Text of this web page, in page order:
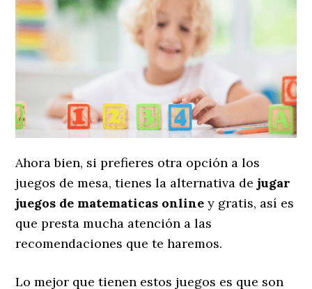
Ahora bien, si prefieres otra opción a los
juegos de mesa, tienes la alternativa dejugar
juegos de matematicas online y gratis, así es
que presta mucha atención a las
recomendaciones que te haremos.
Lo mejor que tienen estos juegos es que son